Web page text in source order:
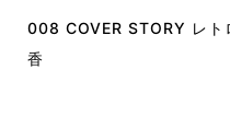
008 COVER STORY レト
香